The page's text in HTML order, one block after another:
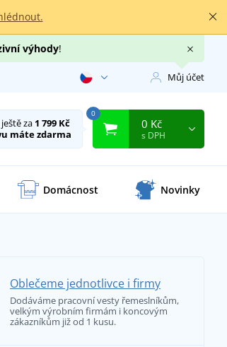
výhody!
Můj účet
za 1 799 Kč
máte zdarma
0
0 Kč
s DPH
Domácnost Novinky
Oblečeme jednotlivce i firmy
Dodáváme pracovní vesty řemeslníkům,
velkým výrobním firmám i koncovým
zákazníkům již od 1 kusu.